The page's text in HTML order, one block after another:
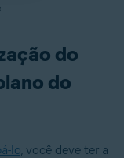
do
do
lo, você deve ter a